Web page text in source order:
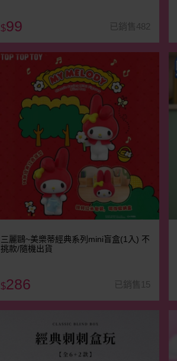
$99 已銷售482
三麗鷗~美樂蒂經典系列mini盲盒(1入) 不
挑款/隨機出貨
$286 已銷售15